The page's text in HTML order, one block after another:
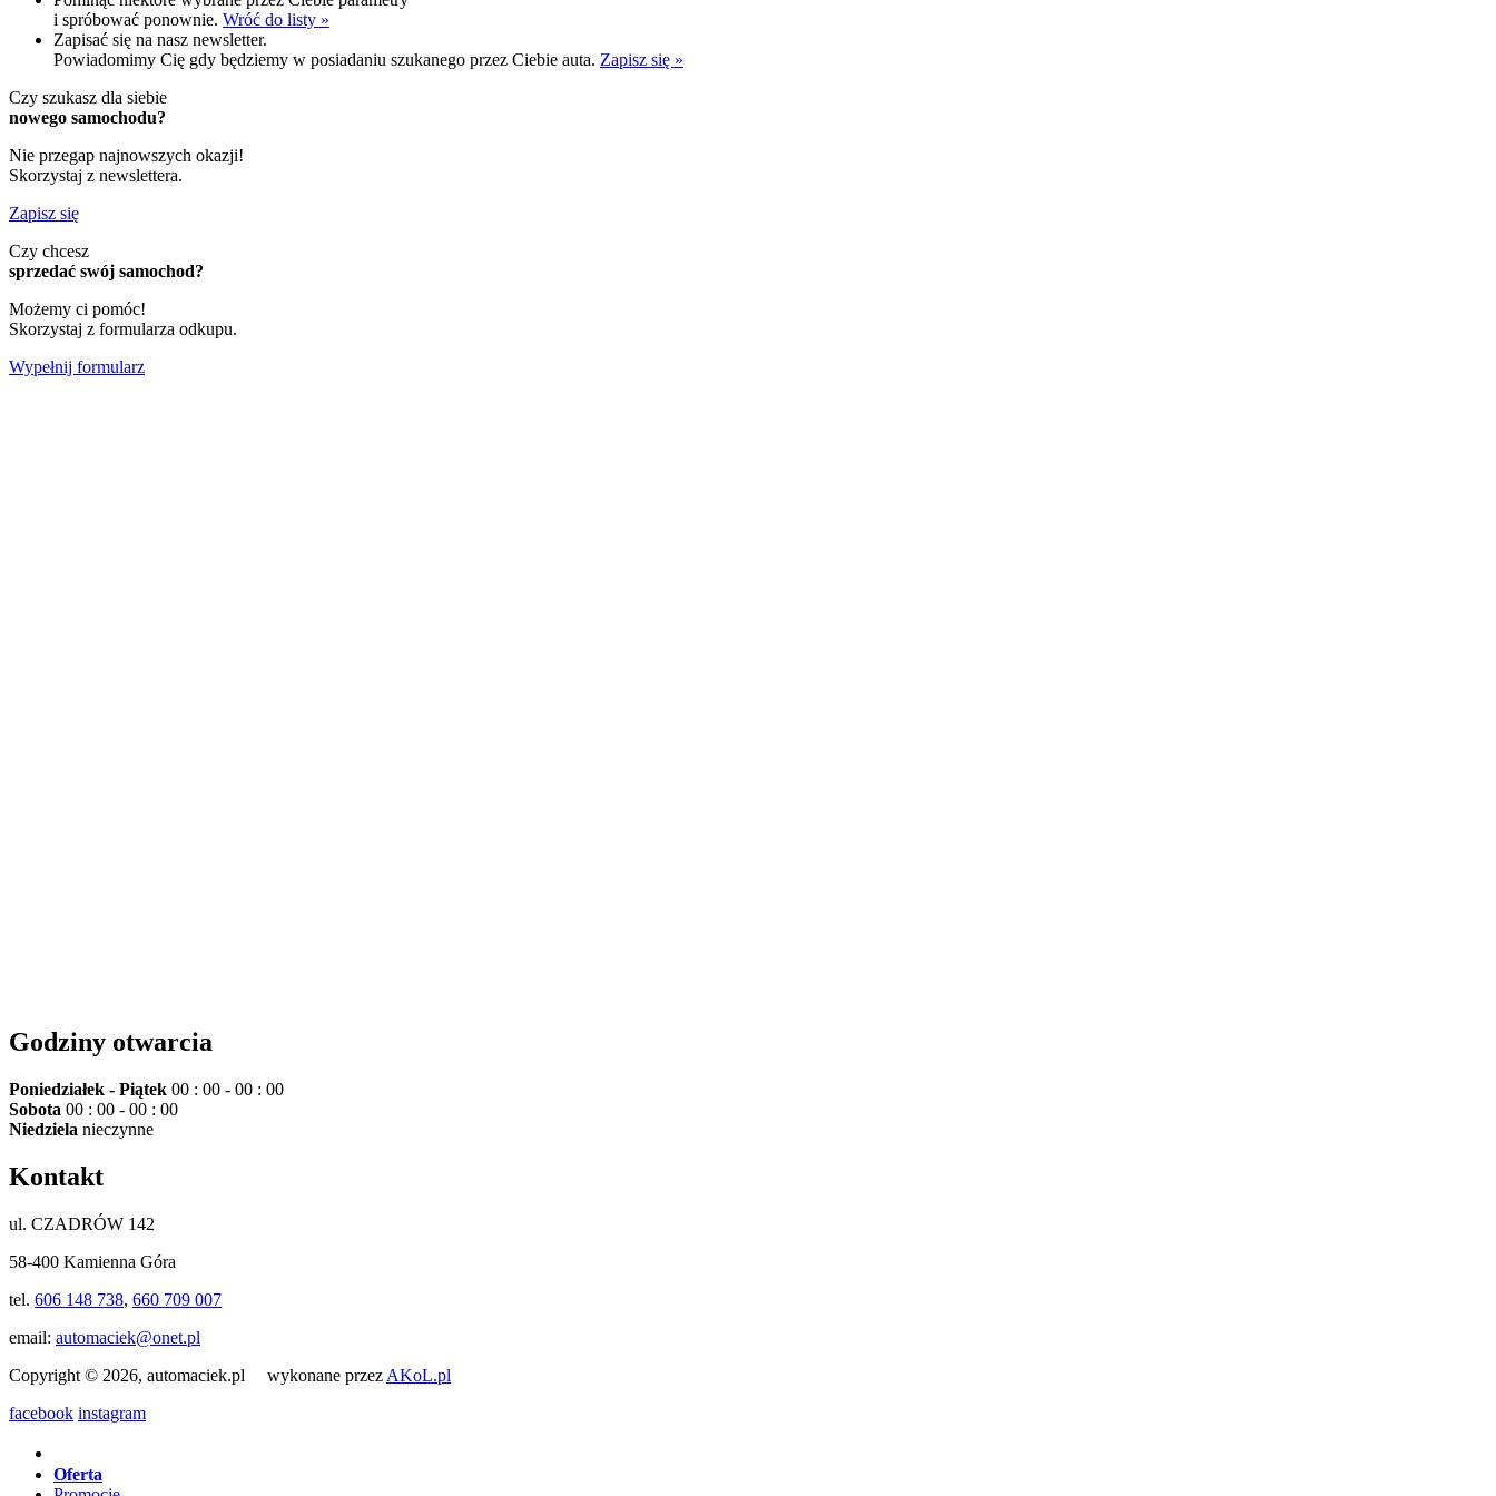
i spróbować ponownie. Wróć do listy »
Zapisać się na nasz newsletter.
Powiadomimy Cię gdy będziemy w posiadaniu szukanego przez Ciebie auta. Zapisz się »
Czy szukasz dla siebie
nowego samochodu?
Nie przegap najnowszych okazji!
Skorzystaj z newslettera.
Zapisz się
Czy chcesz
sprzedać swój samochod?
Możemy ci pomóc!
Skorzystaj z formularza odkupu.
Wypełnij formularz
Godziny otwarcia
Poniedziałek - Piątek 00 : 00 - 00 : 00
Sobota 00 : 00 - 00 : 00
Niedziela nieczynne
Kontakt
ul. CZADRÓW 142
58-400 Kamienna Góra
tel. 606 148 738, 660 709 007
email: automaciek@onet.pl
Copyright © 2026, automaciek.pl wykonane przez AKoL.pl
facebook instagram
Oferta